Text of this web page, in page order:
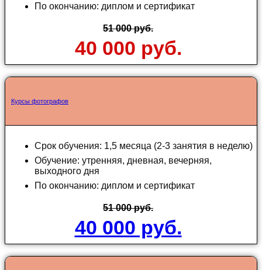
По окончанию: диплом и сертификат
51 000 руб.
40 000 руб.
Курсы фотографов
Срок обучения: 1,5 месяца (2-3 занятия в неделю)
Обучение: утренняя, дневная, вечерняя,
выходного дня
По окончанию: диплом и сертификат
51 000 руб.
40 000 руб.